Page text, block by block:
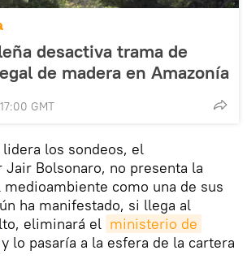
desactiva trama de
de madera en Amazonía
GMT
los sondeos, el
Jair Bolsonaro, no presenta la
como una de sus
ha manifestado, si llega al
eliminará el ministerio de
y lo pasaría a la esfera de la cartera